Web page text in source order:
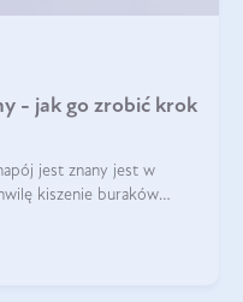
- jak go zrobić krok
jest znany jest w
kiszenie buraków